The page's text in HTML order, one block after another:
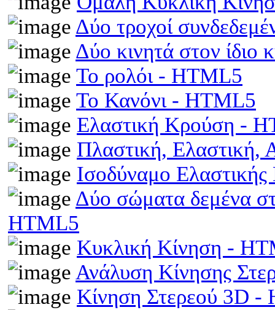
Δύο τροχοί
Δύο κινητά στον
Το ρολόι - HTML5
Το Κανόνι - HTML5
Ελαστική Κρούση -
Πλαστική,
Ισοδύναμο
Δύο σώματα δεμένα
HTML5
Κυκλική Κίνηση -
Ανάλυση Κίνησης
Κίνηση Στερεού 3D -